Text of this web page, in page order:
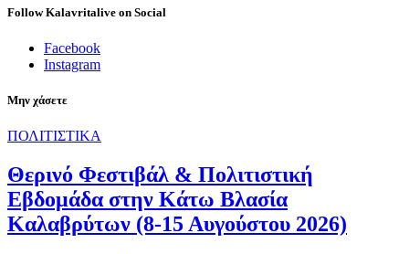
Follow Kalavritalive on Social
Facebook
Instagram
Μην χάσετε
ΠΟΛΙΤΙΣΤΙΚΑ
Θερινό Φεστιβάλ & Πολιτιστική
Εβδομάδα στην Κάτω Βλασία
Καλαβρύτων (8-15 Αυγούστου 2026)